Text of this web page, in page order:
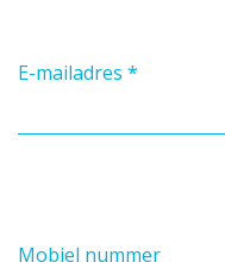
E-mailadres *
Mobiel nummer